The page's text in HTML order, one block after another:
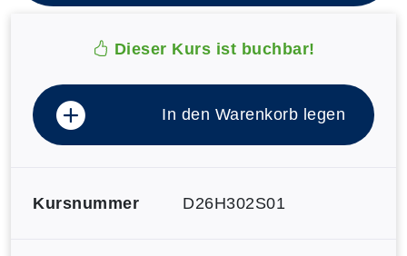
Dieser Kurs ist buchbar!
In den Warenkorb legen
Kursnummer D26H302S01